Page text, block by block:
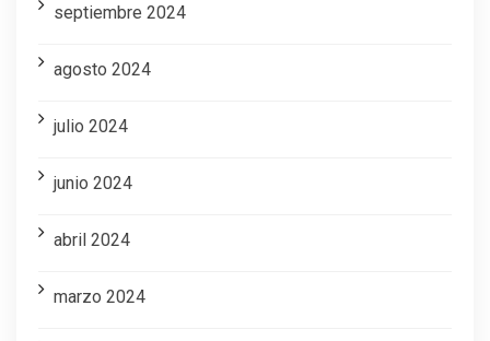
septiembre 2024
agosto 2024
julio 2024
junio 2024
abril 2024
marzo 2024